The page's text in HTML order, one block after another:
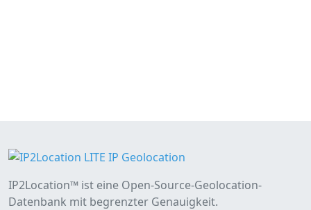
IP2Location™ ist eine Open-Source-Geolocation-
Datenbank mit begrenzter Genauigkeit.